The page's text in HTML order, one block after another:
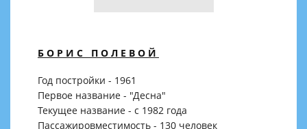
БОРИС ПОЛЕВОЙ
Год постройки - 1961
Первое название - "Десна"
Текущее название - с 1982 года
Пассажировместимость - 130 человек